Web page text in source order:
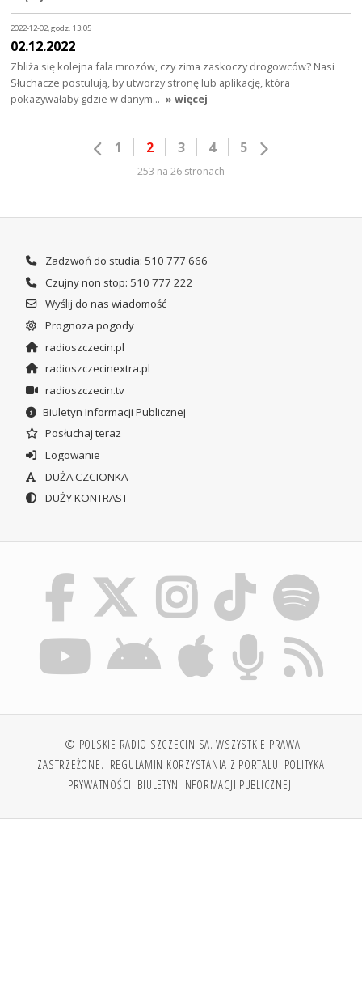
2022-12-02, godz. 13:05
02.12.2022
Zbliża się kolejna fala mrozów, czy zima zaskoczy drogowców? Nasi
Słuchacze postulują, by utworzy stronę lub aplikację, która
pokazywałaby gdzie w danym… » więcej
1 2 3 4 5
253 na 26 stronach
Zadzwoń do studia: 510 777 666
Czujny non stop: 510 777 222
Wyślij do nas wiadomość
Prognoza pogody
radioszczecin.pl
radioszczecinextra.pl
radioszczecin.tv
Biuletyn Informacji Publicznej
Posłuchaj teraz
Logowanie
DUŻA CZCIONKA
DUŻY KONTRAST
© POLSKIE RADIO SZCZECIN SA. WSZYSTKIE PRAWA
ZASTRZEŻONE. REGULAMIN KORZYSTANIA Z PORTALU POLITYKA
PRYWATNOŚCI BIULETYN INFORMACJI PUBLICZNEJ